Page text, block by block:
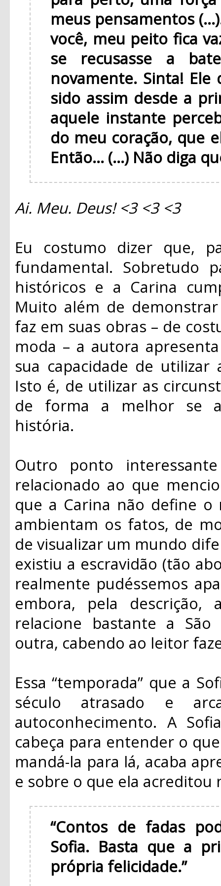
meus pensamentos
você, meu peito fica
se recusasse a
novamente. Sinta! Ele
sido assim desde a
aquele instante
do meu coração, que
Então... (...) Não diga
Ai. Meu. Deus! <3 <3 <3
Eu costumo dizer que,
fundamental. Sobretudo
históricos e a Carina
Muito além de
faz em suas obras – de
moda – a autora
sua capacidade de
Isto é, de utilizar as
de forma a melhor se
história.
Outro ponto
relacionado ao que
que a Carina não define o
ambientam os fatos, de
de visualizar um mundo
existiu a escravidão (tão
realmente pudéssemos
embora, pela descrição,
relacione bastante a
outra, cabendo ao leitor
Essa “temporada” que a
século atrasado e
autoconhecimento. A
cabeça para entender o
mandá-la para lá, acaba
e sobre o que ela
“Contos de fadas
Sofia. Basta que a
própria felicidade.”